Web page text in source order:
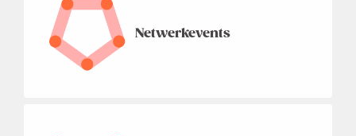
Netwerkevents